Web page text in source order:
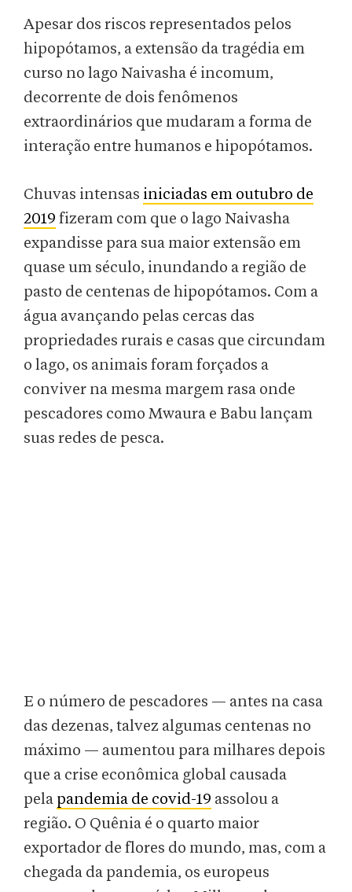
Apesar dos riscos representados pelos
hipopótamos, a extensão da tragédia em
curso no lago Naivasha é incomum,
decorrente de dois fenômenos
extraordinários que mudaram a forma de
interação entre humanos e hipopótamos.
Chuvas intensas iniciadas em outubro de
2019 fizeram com que o lago Naivasha
expandisse para sua maior extensão em
quase um século, inundando a região de
pasto de centenas de hipopótamos. Com a
água avançando pelas cercas das
propriedades rurais e casas que circundam
o lago, os animais foram forçados a
conviver na mesma margem rasa onde
pescadores como Mwaura e Babu lançam
suas redes de pesca.
E o número de pescadores — antes na casa
das dezenas, talvez algumas centenas no
máximo — aumentou para milhares depois
que a crise econômica global causada
pela pandemia de covid-19 assolou a
região. O Quênia é o quarto maior
exportador de flores do mundo, mas, com a
chegada da pandemia, os europeus